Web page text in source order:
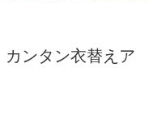
カンタン衣替えア